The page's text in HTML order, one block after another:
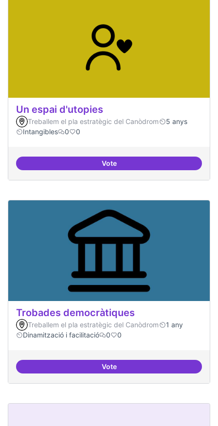
Un espai d'utopies
Treballem el pla estratègic del Canòdrom
5 anys
Intangibles
0 0
VoteUn espai d'utopies
Trobades democràtiques
Treballem el pla estratègic del Canòdrom
1 any
Dinamització i facilitació
0 0
VoteTrobades democràtiques